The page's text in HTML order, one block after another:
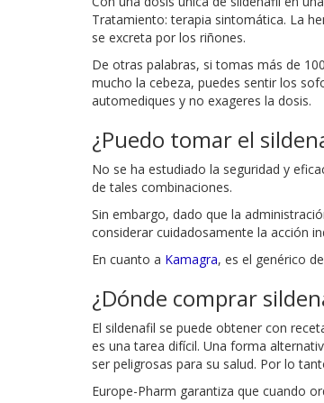
Tratamiento: terapia sintomática. La
se excreta por los riñones.
De otras palabras, si tomas más de
mucho la cebeza, puedes sentir los
automediques y no exageres la dosis.
¿Puedo tomar el
No se ha estudiado la seguridad y
de tales combinaciones.
Sin embargo, dado que la
considerar cuidadosamente la acción
En cuanto a Kamagra, es el genérico
¿Dónde comprar
El sildenafil se puede obtener con
es una tarea difícil. Una forma
ser peligrosas para su salud. Por lo
Europe-Pharm garantiza que cuando